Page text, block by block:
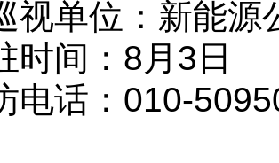
单位：新能源
间：8月3日
话：010-